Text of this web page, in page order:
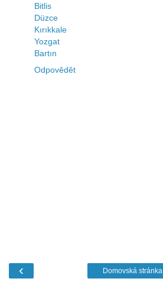
Bitlis
Düzce
Kırıkkale
Yozgat
Bartın
Odpovědět
‹ Domovská stránka